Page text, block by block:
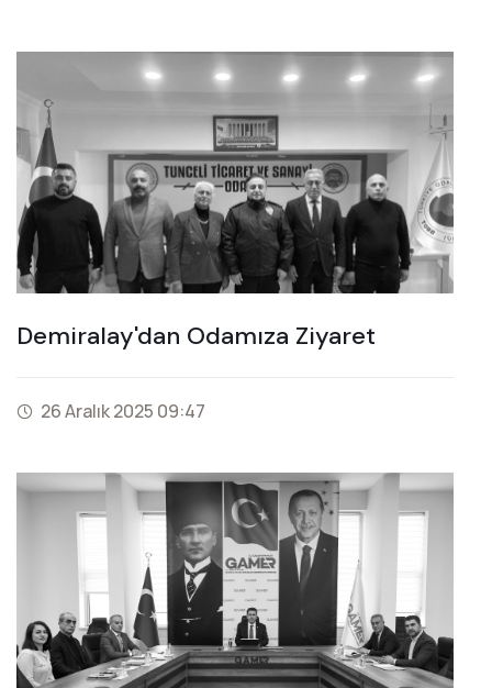
Demiralay'dan Odamıza Ziyaret
26 Aralık 2025 09:47